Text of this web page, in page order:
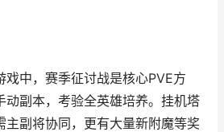
戏中，赛季征讨战是核心PVE方
动副本，考验全英雄培养。挂机塔
主副将协同，更有大量新附魔等奖